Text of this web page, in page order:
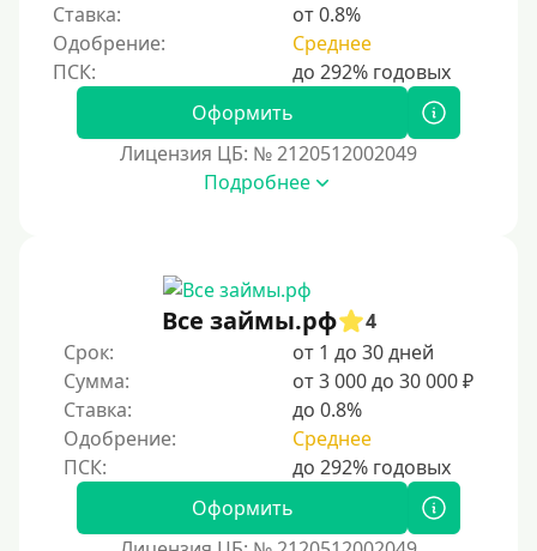
Ставка:
от 0.8%
Одобрение:
Среднее
Оформить
Лицензия ЦБ: № 2120512002049
Подробнее
Все займы.рф
4
Срок:
от 1 до 30 дней
Сумма:
от 3 000 до 30 000 ₽
Ставка:
до 0.8%
Одобрение:
Среднее
Оформить